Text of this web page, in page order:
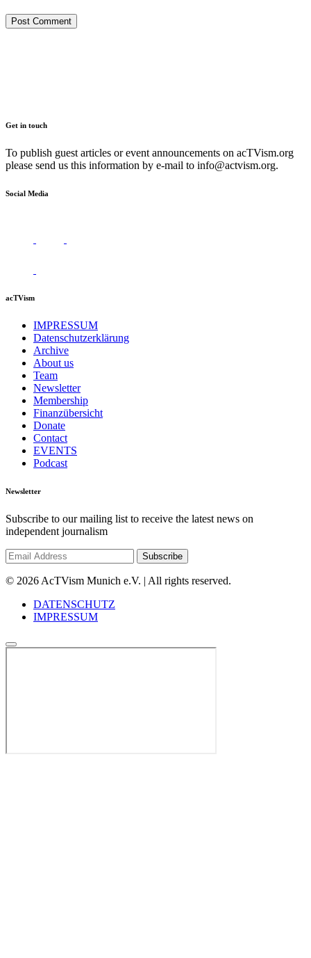
Get in touch
To publish guest articles or event announcements on acTVism.org
please send us this information by e-mail to info@actvism.org.
Social Media
acTVism
IMPRESSUM
Datenschutzerklärung
Archive
About us
Team
Newsletter
Membership
Finanzübersicht
Donate
Contact
EVENTS
Podcast
Newsletter
Subscribe to our mailing list to receive the latest news on
independent journalism
© 2026 AcTVism Munich e.V. | All rights reserved.
DATENSCHUTZ
IMPRESSUM